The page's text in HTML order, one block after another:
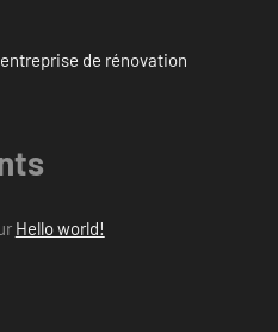
de rénovation
Hello world!